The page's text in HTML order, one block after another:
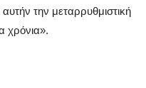
την μεταρρυθμιστική
χρόνια».